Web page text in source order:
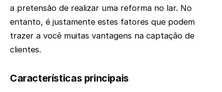
a pretensão de realizar uma reforma no lar. No
entanto, é justamente estes fatores que podem
trazer a você muitas vantagens na captação de
clientes.
Características principais